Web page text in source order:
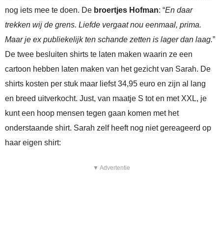
nog iets mee te doen. De broertjes Hofman: “En daar
trekken wij de grens. Liefde vergaat nou eenmaal, prima.
Maar je ex publiekelijk ten schande zetten is lager dan laag.”
De twee besluiten shirts te laten maken waarin ze een
cartoon hebben laten maken van het gezicht van Sarah. De
shirts kosten per stuk maar liefst 34,95 euro en zijn al lang
en breed uitverkocht. Just, van maatje S tot en met XXL, je
kunt een hoop mensen tegen gaan komen met het
onderstaande shirt. Sarah zelf heeft nog niet gereageerd op
haar eigen shirt:
▼ Advertentie